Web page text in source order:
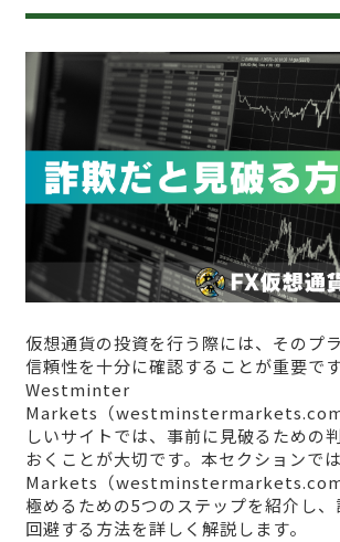
仮想通貨の投資を行う際には、そのプ
信頼性を十分に確認することが重要です
Westminter
Markets（westminstermarkets.com
しいサイトでは、事前に見破るための
おくことが大切です。本セクション
Markets（westminstermarkets.com
極めるための5つのステップを紹介し
回避する方法を詳しく解説します。